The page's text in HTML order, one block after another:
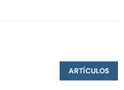
ARTÍCULOS